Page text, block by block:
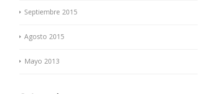
Septiembre 2015
Agosto 2015
Mayo 2013